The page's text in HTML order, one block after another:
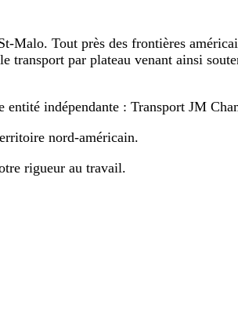
Malo. Tout près des frontières
transport par plateau venant ainsi
indépendante : Transport JM
nord-américain.
rigueur au travail.